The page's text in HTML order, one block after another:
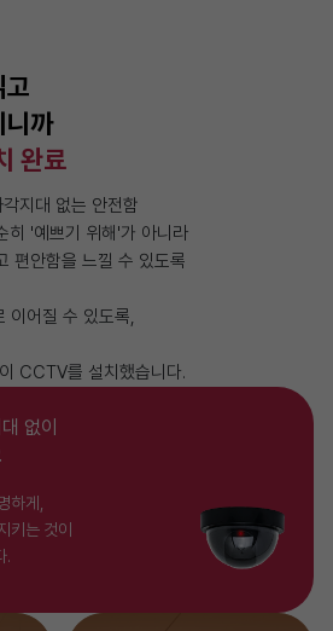
고
니까
완료
지대 없는 안전함
히 '예쁘기 위해'가 아니라
편안함을 느낄 수 있도록
이어질 수 있도록,
CCTV를 설치했습니다.
없이
하게,
키는 것이
.